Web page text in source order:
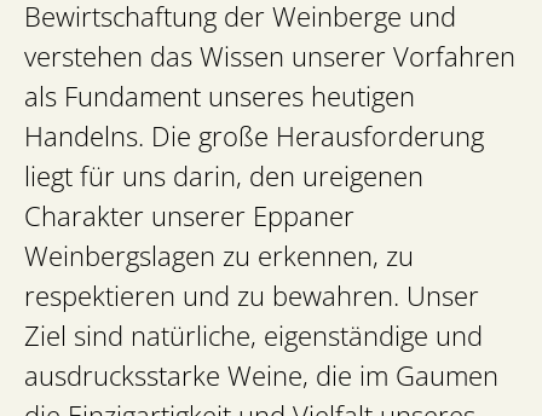
Bewirtschaftung der Weinberge und
verstehen das Wissen unserer Vorfahren
als Fundament unseres heutigen
Handelns. Die große Herausforderung
liegt für uns darin, den ureigenen
Charakter unserer Eppaner
Weinbergslagen zu erkennen, zu
respektieren und zu bewahren. Unser
Ziel sind natürliche, eigenständige und
ausdrucksstarke Weine, die im Gaumen